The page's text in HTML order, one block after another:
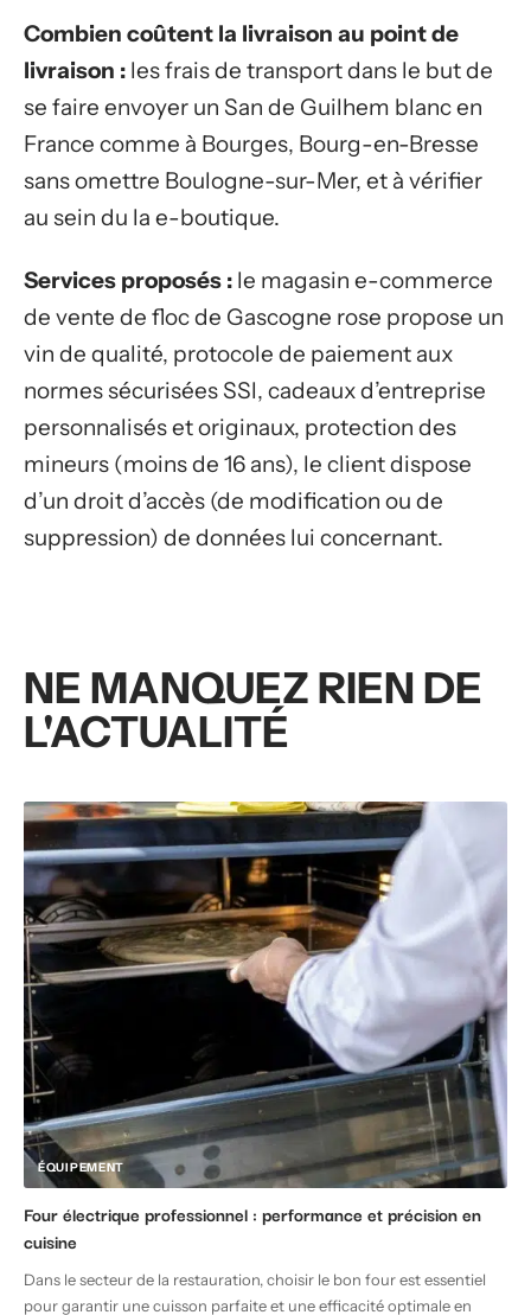
Combien coûtent la livraison au point de
livraison : les frais de transport dans le but de
se faire envoyer un San de Guilhem blanc en
France comme à Bourges, Bourg-en-Bresse
sans omettre Boulogne-sur-Mer, et à vérifier
au sein du la e-boutique.
Services proposés : le magasin e-commerce
de vente de floc de Gascogne rose propose un
vin de qualité, protocole de paiement aux
normes sécurisées SSl, cadeaux d’entreprise
personnalisés et originaux, protection des
mineurs (moins de 16 ans), le client dispose
d’un droit d’accès (de modification ou de
suppression) de données lui concernant.
NE MANQUEZ RIEN DE
L'ACTUALITÉ
ÉQUIPEMENT
Four électrique professionnel : performance et précision en
cuisine
Dans le secteur de la restauration, choisir le bon four est essentiel
pour garantir une cuisson parfaite et une efficacité optimale en